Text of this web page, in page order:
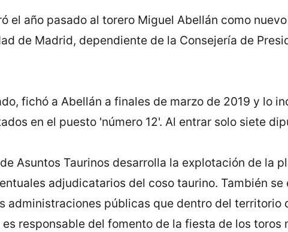
el año pasado al torero Miguel Abellán como
de Madrid, dependiente de la Consejería de
fichó a Abellán a finales de marzo de 2019 y lo
en el puesto 'número 12'. Al entrar solo siete
Asuntos Taurinos desarrolla la explotación de la
adjudicatarios del coso taurino. También
administraciones públicas que dentro del territorio
responsable del fomento de la fiesta de los toros